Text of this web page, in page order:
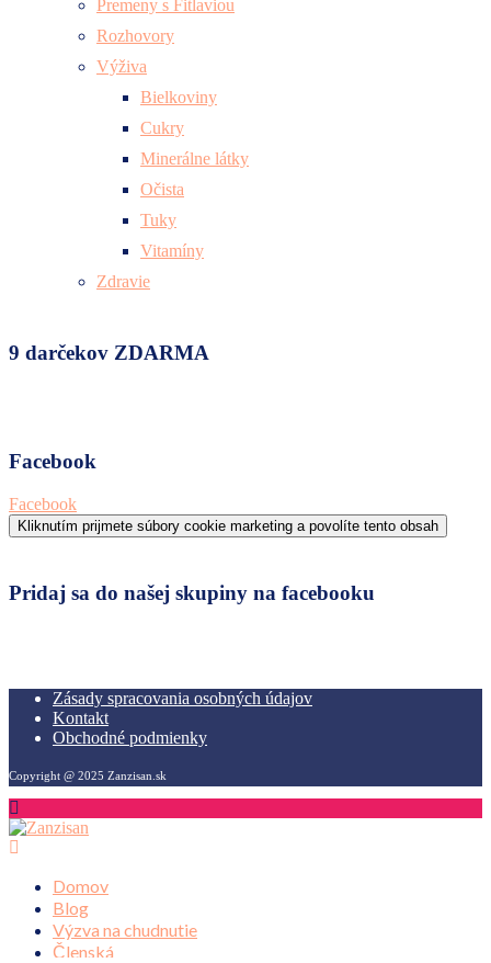
Premeny s Fitlaviou
Rozhovory
Výživa
Bielkoviny
Cukry
Minerálne látky
Očista
Tuky
Vitamíny
Zdravie
9 darčekov ZDARMA
Facebook
Facebook
Kliknutím prijmete súbory cookie marketing a povolíte tento obsah
Pridaj sa do našej skupiny na facebooku
Zásady spracovania osobných údajov
Kontakt
Obchodné podmienky
Copyright @ 2025 Zanzisan.sk
Domov
Blog
Výzva na chudnutie
Členská